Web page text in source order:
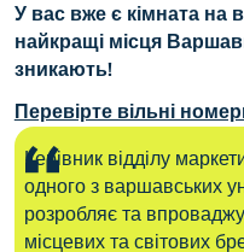
У вас вже є кімната на
найкращі місця
зникають!
Перевірте вільні
Керівник відділу
одного з варшавських
розробляє та
місцевих та світових